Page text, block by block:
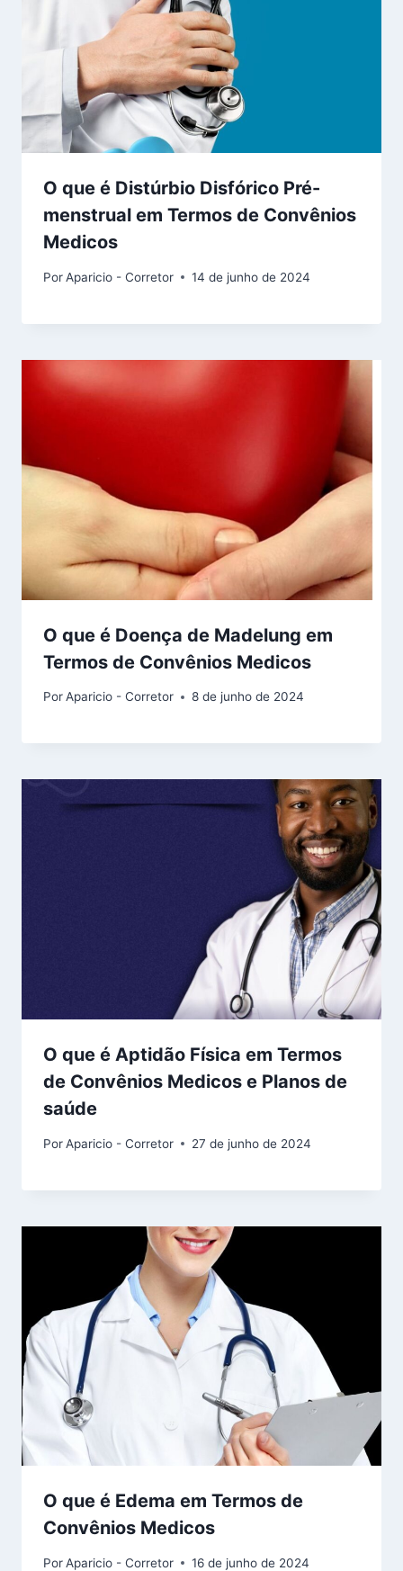
O que é Distúrbio Disfórico Pré-
menstrual em Termos de Convênios
Medicos
PorAparicio - Corretor 14 de junho de 2024
O que é Doença de Madelung em
Termos de Convênios Medicos
PorAparicio - Corretor 8 de junho de 2024
O que é Aptidão Física em Termos
de Convênios Medicos e Planos de
saúde
PorAparicio - Corretor 27 de junho de 2024
O que é Edema em Termos de
Convênios Medicos
PorAparicio - Corretor 16 de junho de 2024